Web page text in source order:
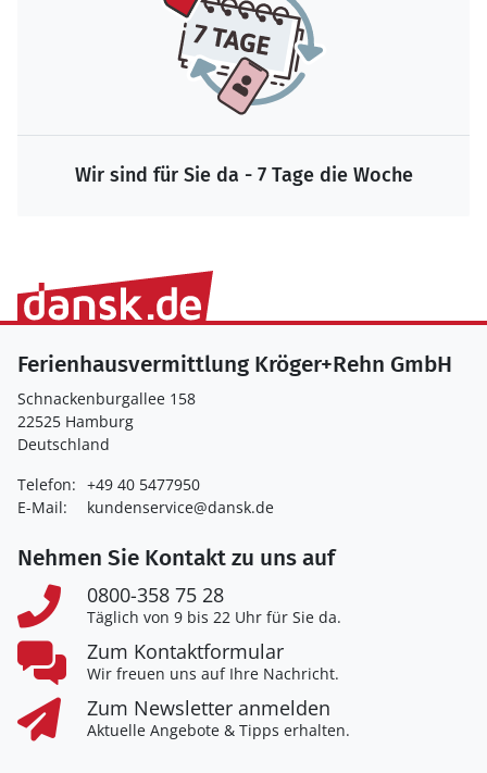
Wir sind für Sie da - 7 Tage die Woche
Ferienhausvermittlung Kröger+Rehn GmbH
Schnackenburgallee 158
22525 Hamburg
Deutschland
Telefon: +49 40 5477950
E-Mail:
kundenservice@dansk.de
Nehmen Sie Kontakt zu uns auf
0800-358 75 28
Täglich von 9 bis 22 Uhr für Sie da.
Zum Kontaktformular
Wir freuen uns auf Ihre Nachricht.
Zum Newsletter anmelden
Aktuelle Angebote & Tipps erhalten.